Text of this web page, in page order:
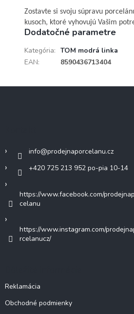
Zostavte si svoju súpravu
kusoch, ktoré vyhovujú Vašim
Dodatočné parametre
Kategória: TOM modrá linka
EAN: 8590436713404
info@prodejnaporcelanu.cz
+420 725 213 952 po-pia 10-14
https://www.facebook.com/
celanu
https://www.instagram.com/
rcelanucz/
Reklamácia
Obchodné podmienky